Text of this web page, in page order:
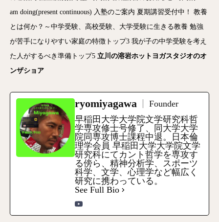
am doing(present continuous) 入塾のご案内 夏期講習受付中！
教養
とは何か？～中学受験、高校受験、大学受験に生きる教養 勉強
が苦手になりやすい家庭の特徴トップ3 我が子の中学受験を考え
た人がするべき準備トップ5 立川の溶岩ホットヨガスタジオのオ
ンザショア
ryomiyagawa
Founder
早稲田大学大学院文学研究科哲
学専攻修士号修了、同大学大学
院同専攻博士課程中退。日本倫
理学会員 早稲田大学大学院文学
研究科にてカント哲学を専攻す
る傍ら、精神分析学、スポーツ
科学、文学、心理学など幅広く
研究に携わっている。
See Full Bio